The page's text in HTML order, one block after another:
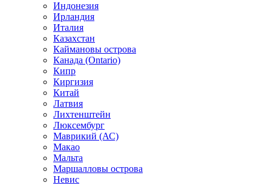
Индонезия
Ирландия
Италия
Казахстан
Каймановы острова
Канада (Ontario)
Кипр
Киргизия
Китай
Латвия
Лихтенштейн
Люксембург
Маврикий (АС)
Макао
Мальта
Маршалловы острова
Нeвис